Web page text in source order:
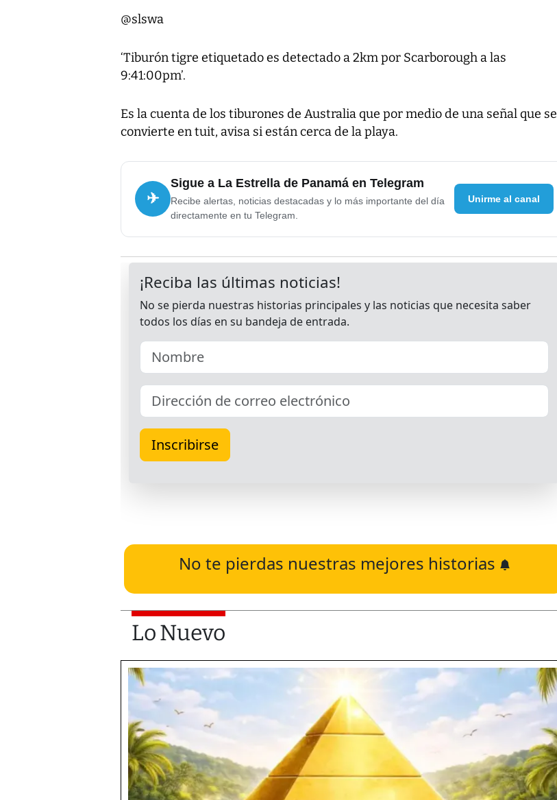
@slswa
‘Tiburón tigre etiquetado es detectado a 2km por Scarborough a las
9:41:00pm’.
Es la cuenta de los tiburones de Australia que por medio de una señal que se
convierte en tuit, avisa si están cerca de la playa.
✈
Sigue a La Estrella de Panamá en Telegram
Recibe alertas, noticias destacadas y lo más importante del día
directamente en tu Telegram.
Unirme al canal
No te pierdas nuestras mejores historias
Lo Nuevo